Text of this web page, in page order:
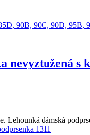
90B, 90C, 90D, 95B,
nevyztužená s
Lehounká dámská